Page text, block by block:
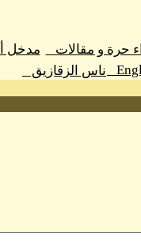
حرة و مقالات
مدخل
ناس الزقازيق